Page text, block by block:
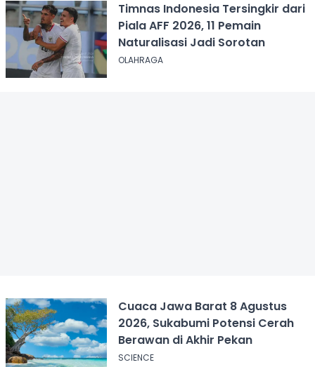
Timnas Indonesia Tersingkir dari
Piala AFF 2026, 11 Pemain
Naturalisasi Jadi Sorotan
OLAHRAGA
Cuaca Jawa Barat 8 Agustus
2026, Sukabumi Potensi Cerah
Berawan di Akhir Pekan
SCIENCE